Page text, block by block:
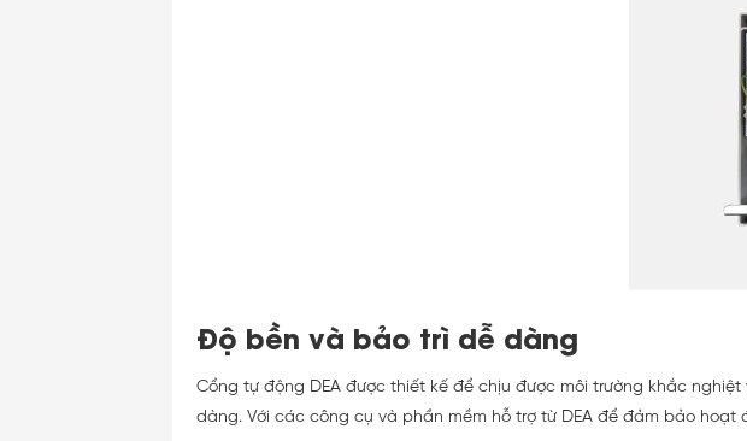
Độ bền và bảo trì dễ dàng
Cổng tự động DEA được thiết kế để chịu được môi trường khắc
dàng. Với các công cụ và phần mềm hỗ trợ từ DEA để đảm bảo hoạt